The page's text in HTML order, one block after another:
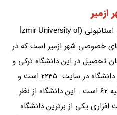
(
İzmir University of
خصوصی شهر ازمیر است که در
زبان تحصیل در این دانشگاه ترکی و
انگلیسی است ، رتبه جهانی این دانشگاه در سایت 2235 است و
رتبه آن در بین دانشگاه های ترکیه 62 است . این دانشگاه از نظر
یکی از برترین دانشگاه